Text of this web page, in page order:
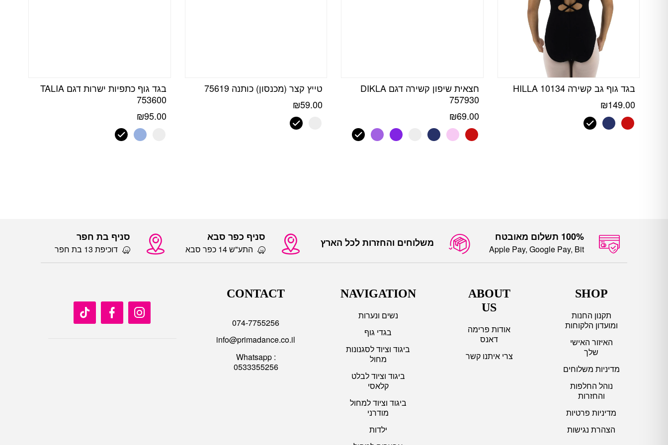
בגד גוף גב קשירה HILLA 10134
₪149.00
חצאית שיפון קשירה דגם DIKLA
757930
₪69.00
טייץ קצר (מכנסון) כותנה 75619
₪59.00
בגד גוף כתפיות ישרות דגם TALIA
753600
₪95.00
‏100% תשלום מאובטח
Apple Pay, Google Pay, Bit
משלוחים והחזרות לכל הארץ סניף כפר סבא
התע"ש 14 כפר סבא
סניף בת חפר
דוכיפת 13 בת חפר
SHOP
תקנון החנות
ומועדון הלקוחות
האיזור האישי
שלך
מדיניות משלוחים
נוהל החלפות
והחזרות
מדיניות פרטיות
הצהרת נגישות
ABOUT
US
אודות פרימה
דאנס
צרי איתנו קשר
NAVIGATION
נשים ונערות
בגדי גוף
ביגוד וציוד לסגנונות
מחול
ביגוד וציוד לבלט
קלאסי
ביגוד וציוד למחול
מודרני
ילדות
CONTACT
074-7755256
info@primadance.co.il
Whatsapp :
0533355256